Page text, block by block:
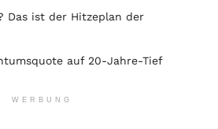
Das ist der Hitzeplan der
auf 20-Jahre-Tief
WERBUNG